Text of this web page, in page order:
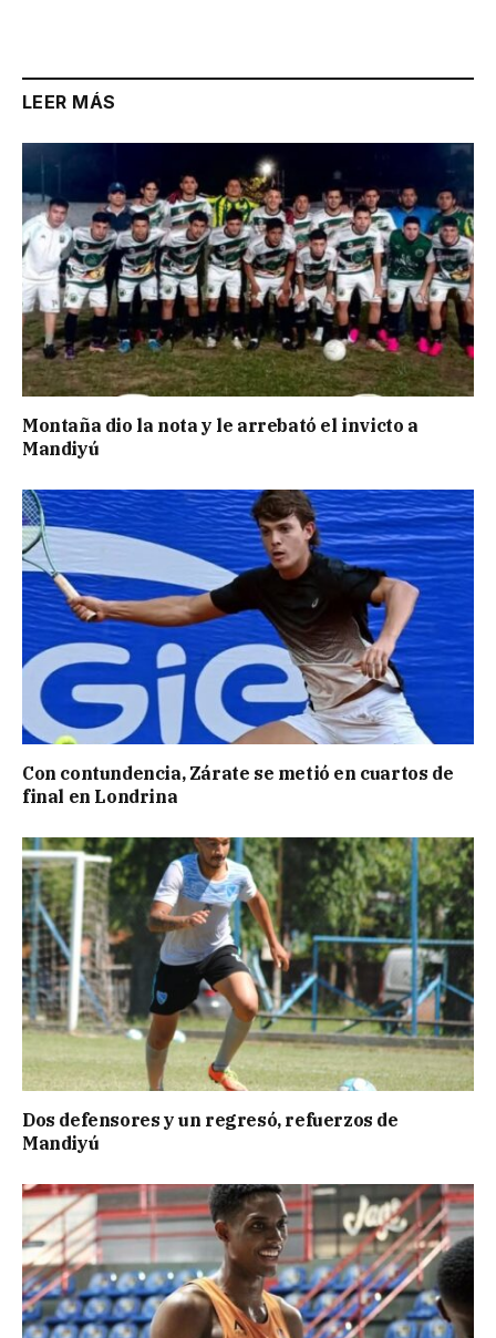
LEER MÁS
Montaña dio la nota y le arrebató el invicto a
Mandiyú
Con contundencia, Zárate se metió en cuartos de
final en Londrina
Dos defensores y un regresó, refuerzos de
Mandiyú